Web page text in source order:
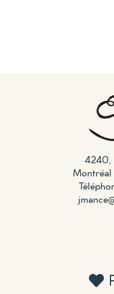
4240,
Montréal